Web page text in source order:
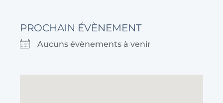
PROCHAIN ÉVÈNEMENT
Aucuns évènements à venir